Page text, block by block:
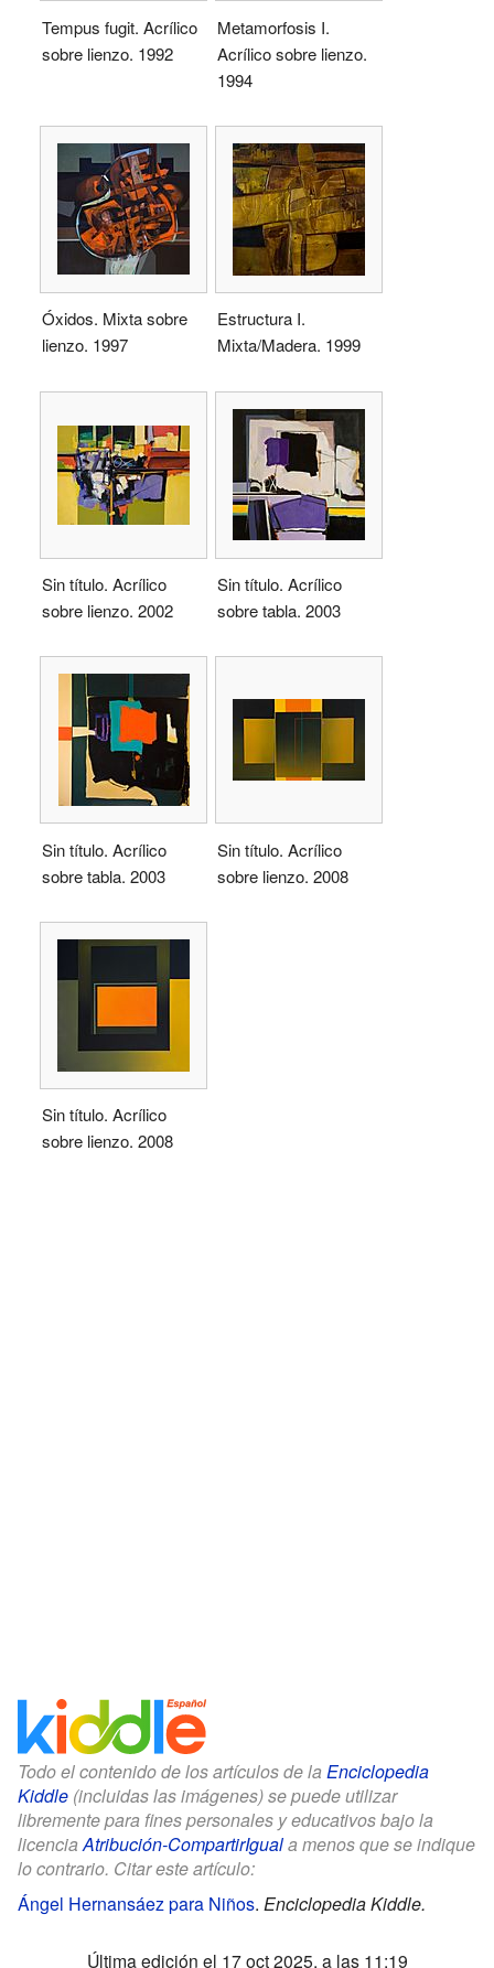
Tempus fugit. Acrílico
sobre lienzo. 1992
Metamorfosis I.
Acrílico sobre lienzo.
1994
Óxidos. Mixta sobre
lienzo. 1997
Estructura I.
Mixta/Madera. 1999
Sin título. Acrílico
sobre lienzo. 2002
Sin título. Acrílico
sobre tabla. 2003
Sin título. Acrílico
sobre tabla. 2003
Sin título. Acrílico
sobre lienzo. 2008
Sin título. Acrílico
sobre lienzo. 2008
Todo el contenido de los artículos de la Enciclopedia
Kiddle (incluidas las imágenes) se puede utilizar
libremente para fines personales y educativos bajo la
licenciaAtribución-CompartirIguala menos que se indique
lo contrario. Citar este artículo:
Ángel Hernansáez para Niños. Enciclopedia Kiddle.
Última edición el 17 oct 2025, a las 11:19